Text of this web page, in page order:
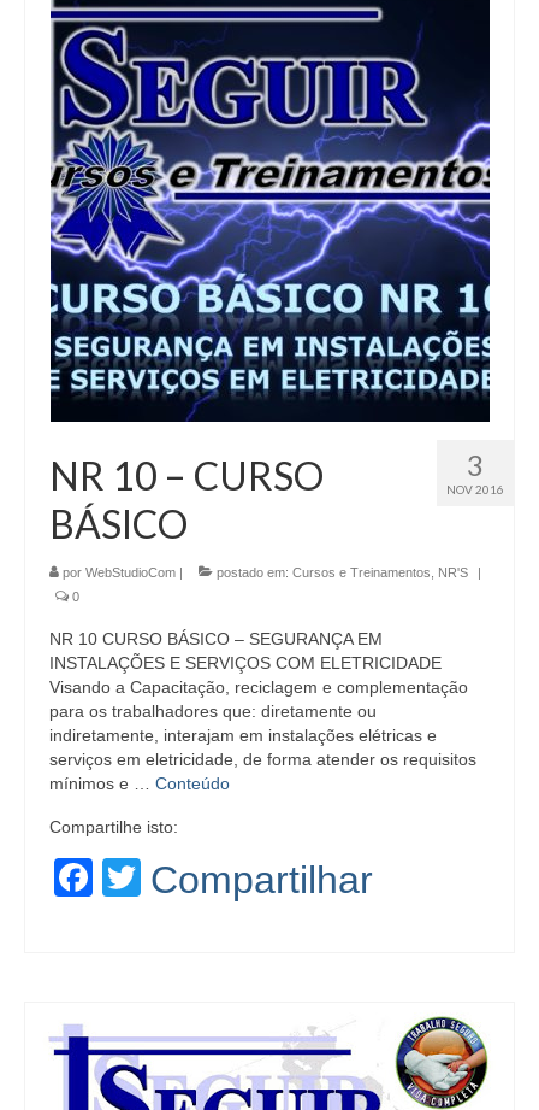
3
NOV 2016
NR 10 – CURSO
BÁSICO
por WebStudioCom | postado em: Cursos e Treinamentos NR'S
|
0
NR 10 CURSO BÁSICO – SEGURANÇA EM
INSTALAÇÕES E SERVIÇOS COM ELETRICIDADE
Visando a Capacitação, reciclagem e complementação
para os trabalhadores que: diretamente ou
indiretamente, interajam em instalações elétricas e
serviços em eletricidade, de forma atender os requisitos
mínimos e … Conteúdo
Compartilhe isto:
Facebook
Twitter
Compartilhar